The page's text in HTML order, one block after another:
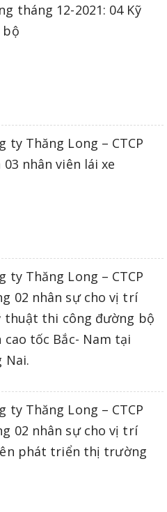
tháng 12-2021: 04 Kỹ
bộ
ty Thăng Long – CTCP
nhân viên lái xe
ty Thăng Long – CTCP
02 nhân sự cho vị trí
thuật thi công đường bộ
cao tốc Bắc- Nam tại
Nai.
ty Thăng Long – CTCP
02 nhân sự cho vị trí
phát triển thị trường